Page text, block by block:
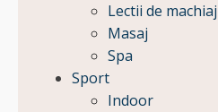
Lectii de machiaj
Masaj
Spa
Sport
Indoor